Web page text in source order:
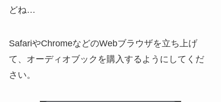
どね…
SafariやChromeなどのWebブラウザを立ち上げ
て、オーディオブックを購入するようにしてくだ
さい。